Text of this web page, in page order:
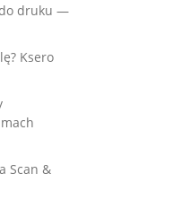
do druku —
Ksero
Scan &